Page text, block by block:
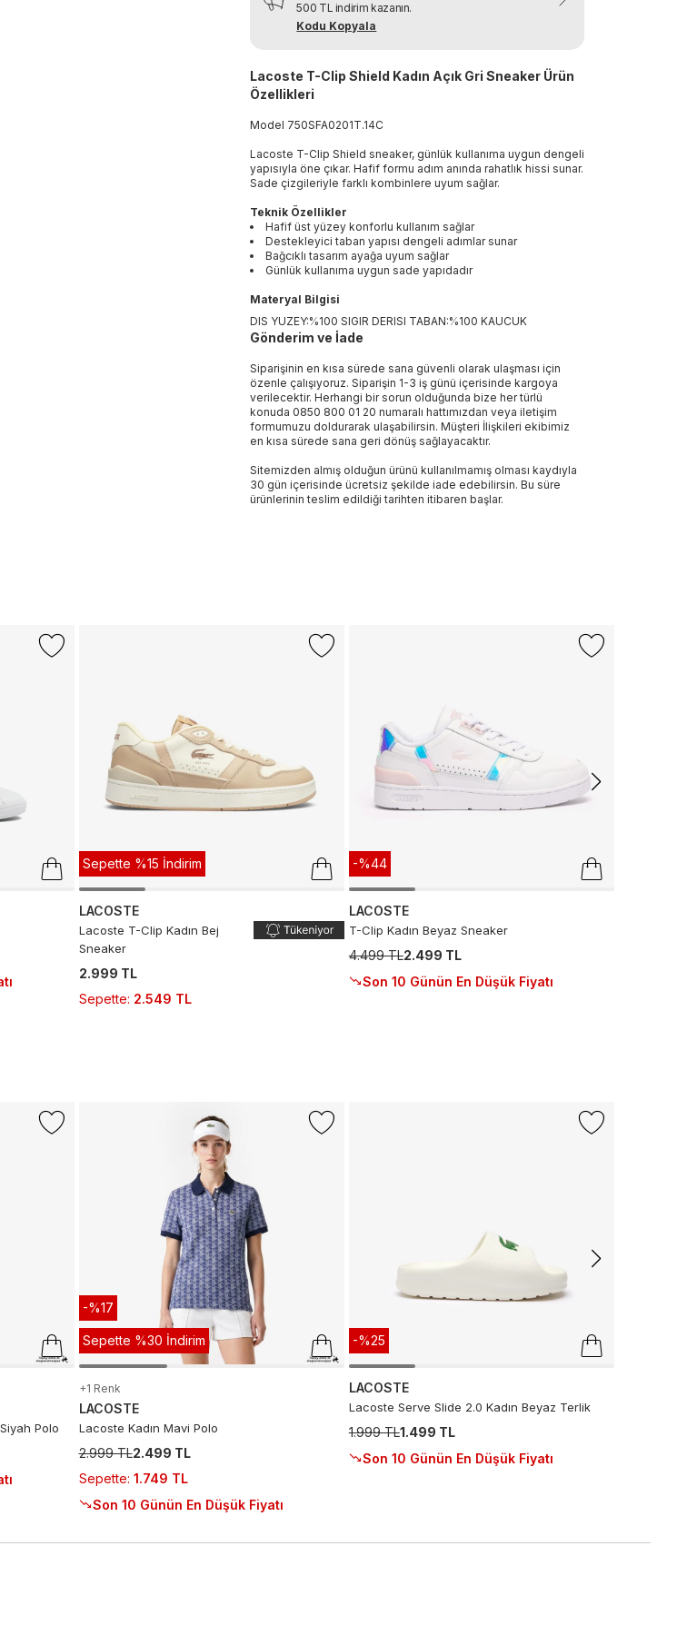
500 TL indirim kazanın.
Kodu Kopyala
Lacoste T-Clip Shield Kadın Açık Gri Sneaker Ürün
Özellikleri
Model 750SFA0201T.14C
Lacoste T-Clip Shield sneaker, günlük kullanıma uygun dengeli
yapısıyla öne çıkar. Hafif formu adım anında rahatlık hissi sunar.
Sade çizgileriyle farklı kombinlere uyum sağlar.
Teknik Özellikler
Hafif üst yüzey konforlu kullanım sağlar
Destekleyici taban yapısı dengeli adımlar sunar
Bağcıklı tasarım ayağa uyum sağlar
Günlük kullanıma uygun sade yapıdadır
Materyal Bilgisi
DIS YUZEY:%100 SIGIR DERISI TABAN:%100 KAUCUK
Gönderim ve İade
Siparişinin en kısa sürede sana güvenli olarak ulaşması için
özenle çalışıyoruz. Siparişin 1-3 iş günü içerisinde kargoya
verilecektir. Herhangi bir sorun olduğunda bize her türlü
konuda 0850 800 01 20 numaralı hattımızdan veya iletişim
formumuzu doldurarak ulaşabilirsin. Müşteri İlişkileri ekibimiz
en kısa sürede sana geri dönüş sağlayacaktır.
Sitemizden almış olduğun ürünü kullanılmamış olması kaydıyla
30 gün içerisinde ücretsiz şekilde iade edebilirsin. Bu süre
ürünlerinin teslim edildiği tarihten itibaren başlar.
Sepette %15 İndirim
LACOSTE
Lacoste T-Clip Kadın Bej
Sneaker
2.999 TL
Sepette: 2.549 TL
-%44
LACOSTE
T-Clip Kadın Beyaz Sneaker
4.499 TL2.499 TL
Son 10 Günün En Düşük Fiyatı
Polo
-%17
Sepette %30 İndirim
+1 Renk
LACOSTE
Lacoste Kadın Mavi Polo
2.999 TL2.499 TL
Sepette: 1.749 TL
Son 10 Günün En Düşük Fiyatı
-%25
LACOSTE
Lacoste Serve Slide 2.0 Kadın Beyaz Terlik
1.999 TL1.499 TL
Son 10 Günün En Düşük Fiyatı